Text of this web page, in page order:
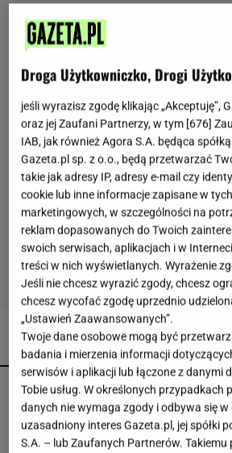
POLECAMY
Atak Rosji na Charków i
osoby
Droga Użytkowniczko, Drogi
jeśli wyrazisz zgodę klikając „Akceptuję”,
oraz jej Zaufani Partnerzy, w tym [676]
IAB, jak również Agora S.A. będąca
Gazeta.pl sp. z o.o., będą przetwarzać
takie jak adresy IP, adresy e-mail czy
cookie lub inne informacje zapisane w
marketingowych, w szczególności na
reklam dopasowanych do Twoich
swoich serwisach, aplikacjach i w
treści w nich wyświetlanych. Wyrażenie
Jeśli nie chcesz wyrazić zgody, chcesz
chcesz wycofać zgodę uprzednio
„Ustawień Zaawansowanych”.
Twoje dane osobowe mogą być
badania i mierzenia informacji
serwisów i aplikacji lub łączone z danymi
Tobie usług. W określonych przypadkach
danych nie wymaga zgody i odbywa się w
uzasadniony interes Gazeta.pl, jej spółki
S.A. – lub Zaufanych Partnerów.